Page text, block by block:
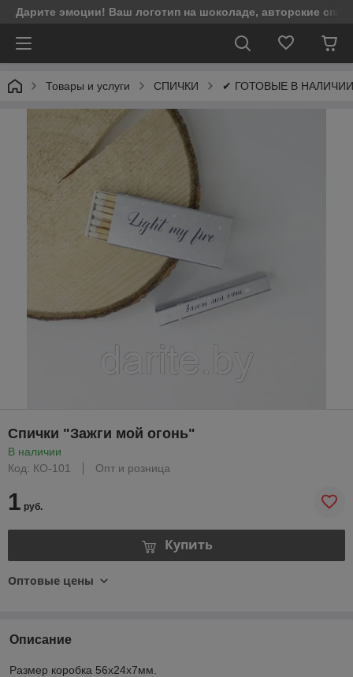
Дарите эмоции! Ваш логотип на шоколаде, авторские
Товары и услуги СПИЧКИ ✔ ГОТОВЫЕ В НАЛИЧИИ
Спички "Зажги мой огонь"
В наличии
Код: КО-101
Опт и розница
1 руб.
Купить
Оптовые цены
Описание
Размер коробка 56x24x7мм.